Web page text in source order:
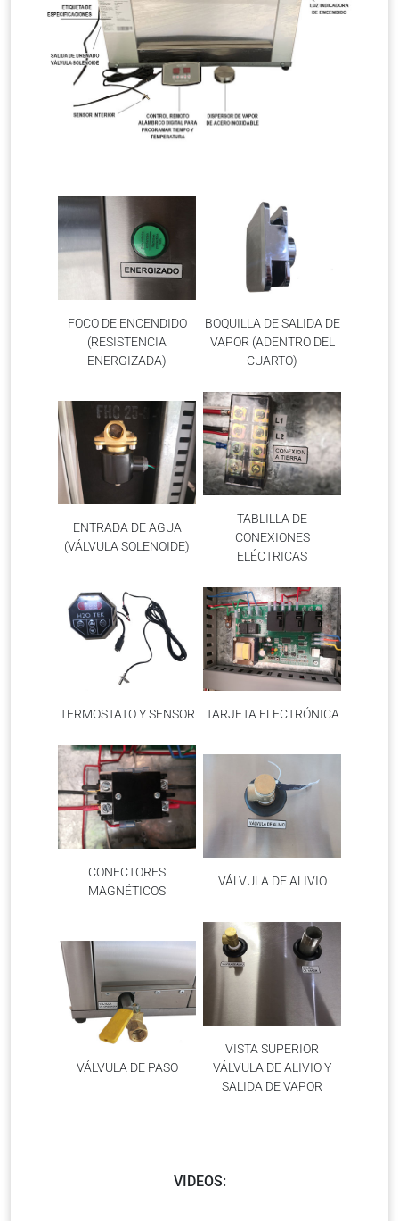
FOCO DE ENCENDIDO
(RESISTENCIA
ENERGIZADA)
BOQUILLA DE SALIDA DE
VAPOR (ADENTRO DEL
CUARTO)
ENTRADA DE AGUA
(VÁLVULA SOLENOIDE)
TABLILLA DE
CONEXIONES
ELÉCTRICAS
TERMOSTATO Y SENSOR TARJETA ELECTRÓNICA
CONECTORES
MAGNÉTICOS
VÁLVULA DE ALIVIO
VÁLVULA DE PASO
VISTA SUPERIOR
VÁLVULA DE ALIVIO Y
SALIDA DE VAPOR
VIDEOS: